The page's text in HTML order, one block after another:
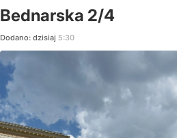
Bednarska 2/4
Dodano: dzisiaj 5:30